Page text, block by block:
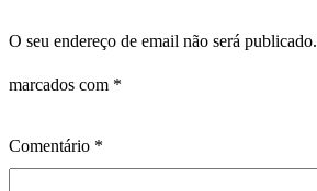
O seu endereço de email não será publicado.
marcados com *
Comentário *